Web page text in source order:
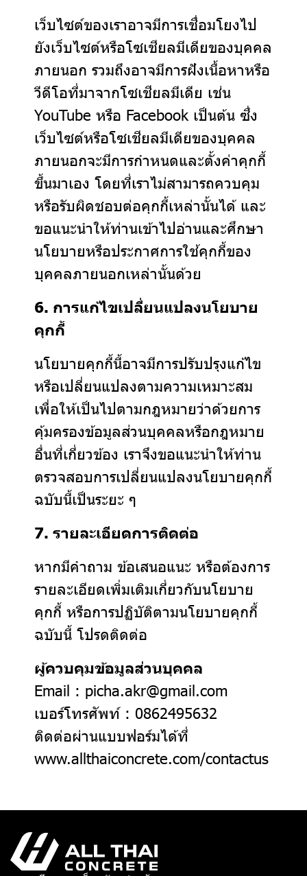
เว็บไซต์ของเราอาจมีการเชื่อมโยงไป
ยังเว็บไซต์หรือโซเชียลมีเดียของบุคคล
ภายนอก รวมถึงอาจมีการฝังเนื้อหาหรือ
วีดีโอที่มาจากโซเชียลมีเดีย เช่น
YouTube หรือ Facebook เป็นต้น ซึ่ง
เว็บไซต์หรือโซเชียลมีเดียของบุคคล
ภายนอกจะมีการกำหนดและตั้งค่าคุกกี้
ขึ้นมาเอง โดยที่เราไม่สามารถควบคุม
หรือรับผิดชอบต่อคุกกี้เหล่านั้นได้ และ
ขอแนะนำให้ท่านเข้าไปอ่านและศึกษา
นโยบายหรือประกาศการใช้คุกกี้ของ
บุคคลภายนอกเหล่านั้นด้วย
6. การแก้ไขเปลี่ยนแปลงนโยบาย
คุกกี้
นโยบายคุกกี้นี้อาจมีการปรับปรุงแก้ไข
หรือเปลี่ยนแปลงตามความเหมาะสม
เพื่อให้เป็นไปตามกฎหมายว่าด้วยการ
คุ้มครองข้อมูลส่วนบุคคลหรือกฎหมาย
อื่นที่เกี่ยวข้อง เราจึงขอแนะนำให้ท่าน
ตรวจสอบการเปลี่ยนแปลงนโยบายคุกกี้
ฉบับนี้เป็นระยะ ๆ
7. รายละเอียดการติดต่อ
หากมีคำถาม ข้อเสนอแนะ หรือต้องการ
รายละเอียดเพิ่มเติมเกี่ยวกับนโยบาย
คุกกี้ หรือการปฏิบัติตามนโยบายคุกกี้
ฉบับนี้ โปรดติดต่อ
ผู้ควบคุมข้อมูลส่วนบุคคล
Email : picha.akr@gmail.com
เบอร์โทรศัพท์ : 0862495632
ติดต่อผ่านแบบฟอร์มได้ที่
www.allthaiconcrete.com/contactus